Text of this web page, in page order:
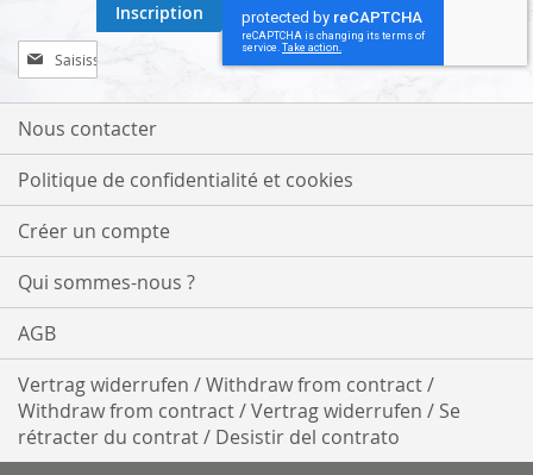
Inscription
à
notre
lettre
:
Inscription
Nous contacter
Politique de confidentialité et cookies
Créer un compte
Qui sommes-nous ?
AGB
Vertrag widerrufen / Withdraw from contract /
Withdraw from contract / Vertrag widerrufen / Se
rétracter du contrat / Desistir del contrato